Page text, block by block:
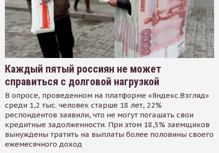
Каждый пятый россиян не может
справиться с долговой нагрузкой
В опросе, проведенном на платформе «Яндекс.Взгляд»
среди 1,2 тыс. человек старше 18 лет, 22%
респондентов заявили, что не могут погашать свои
кредитные задолженности. При этом 18,5% заемщиков
вынуждены тратить на выплаты более половины своего
ежемесячного доход